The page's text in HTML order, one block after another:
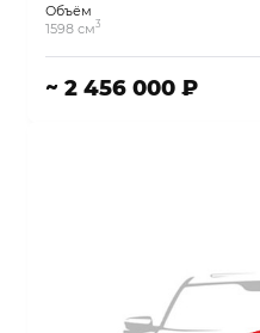
Объём
1598 см3
~ 2 456 000 ₽